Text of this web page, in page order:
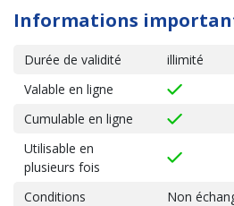
Informations
Durée de validité
illimité
Valable en ligne
Cumulable en ligne
Utilisable en
plusieurs fois
Conditions
Non